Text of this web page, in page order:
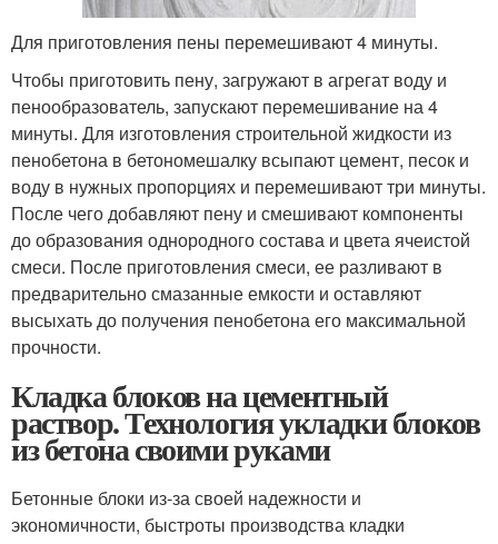
Для приготовления пены перемешивают 4 минуты.
Чтобы приготовить пену, загружают в агрегат воду и
пенообразователь, запускают перемешивание на 4
минуты. Для изготовления строительной жидкости из
пенобетона в бетономешалку всыпают цемент, песок и
воду в нужных пропорциях и перемешивают три минуты.
После чего добавляют пену и смешивают компоненты
до образования однородного состава и цвета ячеистой
смеси. После приготовления смеси, ее разливают в
предварительно смазанные емкости и оставляют
высыхать до получения пенобетона его максимальной
прочности.
Кладка блоков на цементный
раствор. Технология укладки блоков
из бетона своими руками
Бетонные блоки из-за своей надежности и
экономичности, быстроты производства кладки